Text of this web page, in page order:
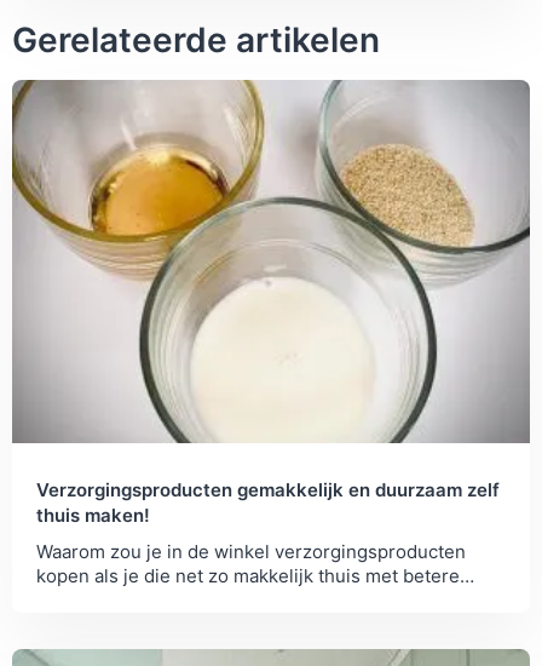
Gerelateerde artikelen
Verzorgingsproducten gemakkelijk en duurzaam zelf
thuis maken!
Waarom zou je in de winkel verzorgingsproducten
kopen als je die net zo makkelijk thuis met betere